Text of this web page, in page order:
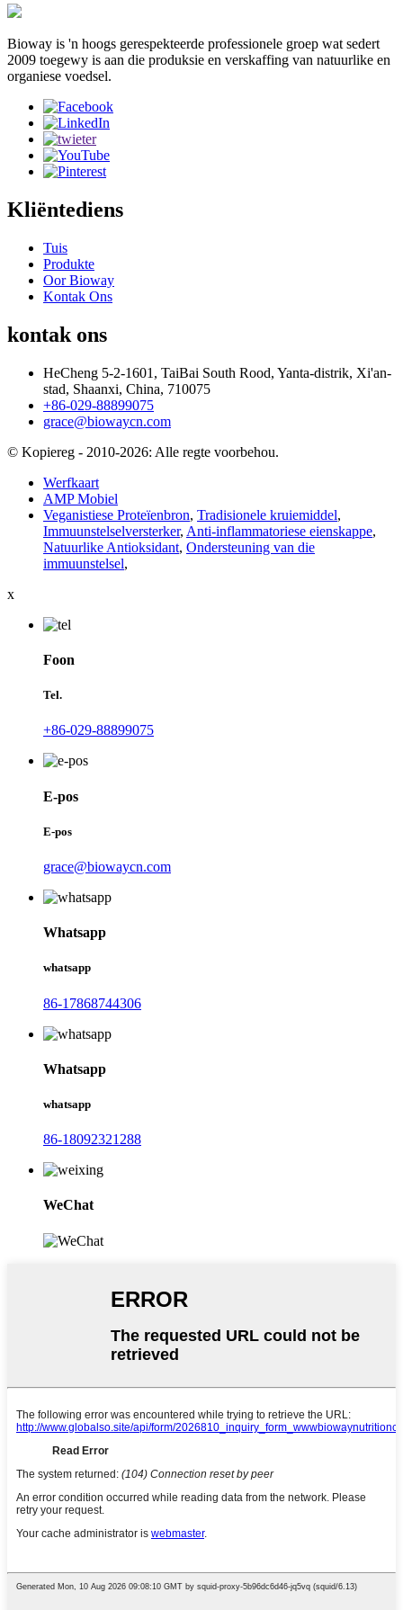
Bioway is 'n hoogs gerespekteerde professionele groep wat sedert
2009 toegewy is aan die produksie en verskaffing van natuurlike en
organiese voedsel.
Kliëntediens
Tuis
Produkte
Oor Bioway
Kontak Ons
kontak ons
HeCheng 5-2-1601, TaiBai South Rood, Yanta-distrik, Xi'an-
stad, Shaanxi, China, 710075
+86-029-88899075
grace@biowaycn.com
© Kopiereg - 2010-2026: Alle regte voorbehou.
Werfkaart
AMP Mobiel
Veganistiese Proteïenbron, Tradisionele kruiemiddel,
Immuunstelselversterker, Anti-inflammatoriese eienskappe,
Natuurlike Antioksidant, Ondersteuning van die
immuunstelsel,
x
Foon
Tel.
+86-029-88899075
E-pos
E-pos
grace@biowaycn.com
Whatsapp
whatsapp
86-17868744306
Whatsapp
whatsapp
86-18092321288
WeChat